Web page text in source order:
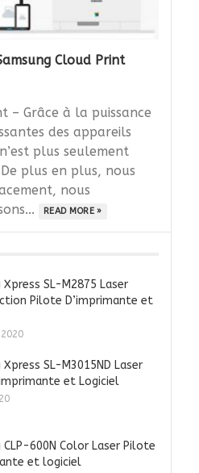
Cloud Print
– Grâce à la puissance
des appareils
plus seulement
plus en plus, nous
nous
READ MORE »
Xpress SL-M2875 Laser
Pilote D’imprimante et
Xpress SL-M3015ND Laser
et Logiciel
CLP-600N Color Laser Pilote
et logiciel